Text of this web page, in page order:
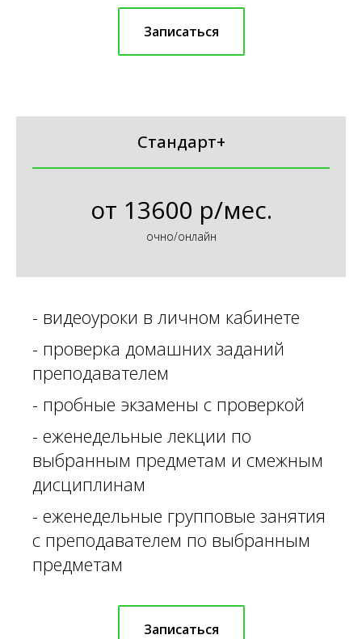
Записаться
Стандарт+
от 13600 р/мес.
очно/онлайн
- видеоуроки в личном кабинете
- проверка домашних заданий
преподавателем
- пробные экзамены с проверкой
- еженедельные лекции по
выбранным предметам и смежным
дисциплинам
- еженедельные групповые занятия
с преподавателем по выбранным
предметам
Записаться